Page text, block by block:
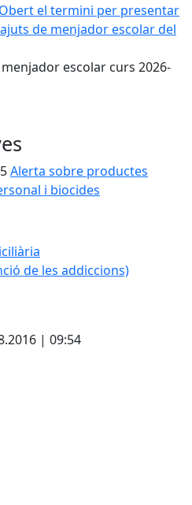
Obert el termini per presentar
de menjador escolar del
Alerta sobre productes
i biocides
de les addiccions)
| 09:54